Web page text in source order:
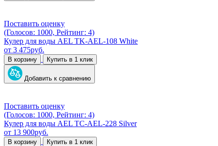
Поставить оценку
(Голосов: 1000, Рейтинг: 4)
Кулер для воды AEL TK-AEL-108 White
от 3 475руб.
В корзину Купить в 1 клик
Добавить к сравнению
Поставить оценку
(Голосов: 1000, Рейтинг: 4)
Кулер для воды AEL TC-AEL-228 Silver
от 13 900руб.
В корзину Купить в 1 клик